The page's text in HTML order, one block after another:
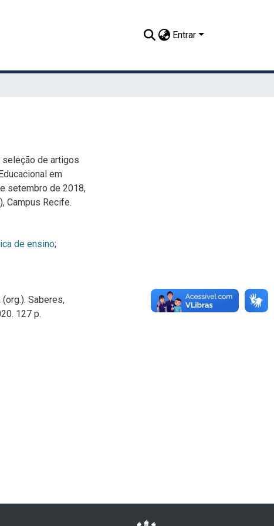
Entrar
seleção de artigos
em
setembro de 2018,
Campus Recife.
de ensino;
(org.). Saberes,
127 p.